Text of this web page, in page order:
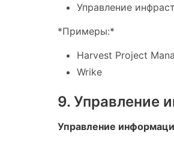
Управление
*Примеры:*
Harvest Project
Wrike
9. Управление
Управление